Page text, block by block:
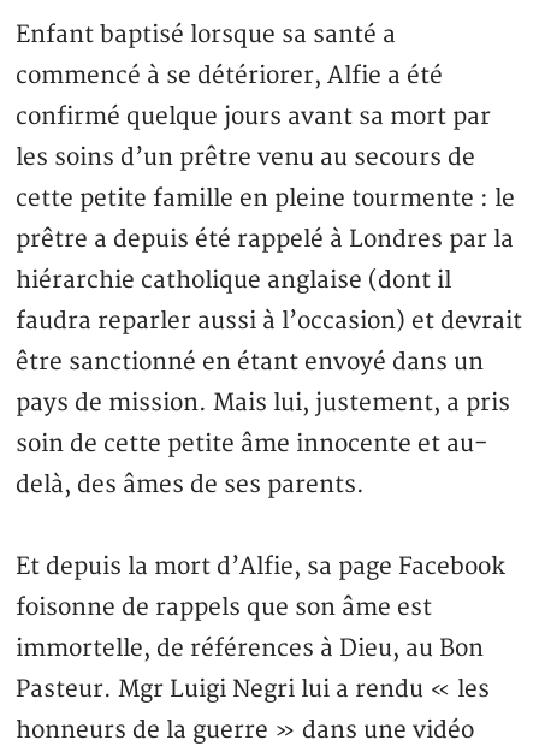
Enfant baptisé lorsque sa santé a
commencé à se détériorer, Alfie a été
confirmé quelque jours avant sa mort par
les soins d’un prêtre venu au secours de
cette petite famille en pleine tourmente : le
prêtre a depuis été rappelé à Londres par la
hiérarchie catholique anglaise (dont il
faudra reparler aussi à l’occasion) et devrait
être sanctionné en étant envoyé dans un
pays de mission. Mais lui, justement, a pris
soin de cette petite âme innocente et au-
delà, des âmes de ses parents.
Et depuis la mort d’Alfie, sa page Facebook
foisonne de rappels que son âme est
immortelle, de références à Dieu, au Bon
Pasteur. Mgr Luigi Negri lui a rendu « les
honneurs de la guerre » dans une vidéo